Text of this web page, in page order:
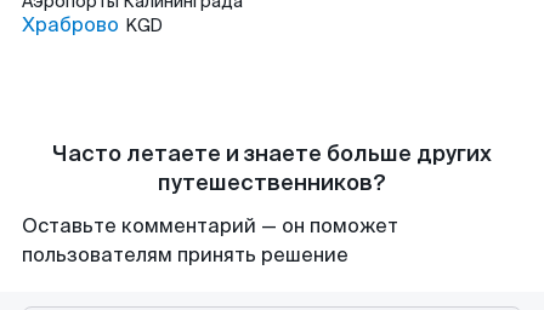
Храброво KGD
Часто летаете и знаете больше других
путешественников?
Оставьте комментарий — он поможет
пользователям принять решение